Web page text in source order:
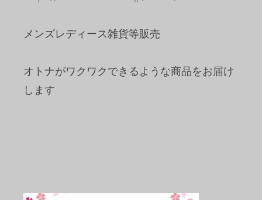
メンズレディース雑貨等販売
オトナがワクワクできるような商品をお届け
します